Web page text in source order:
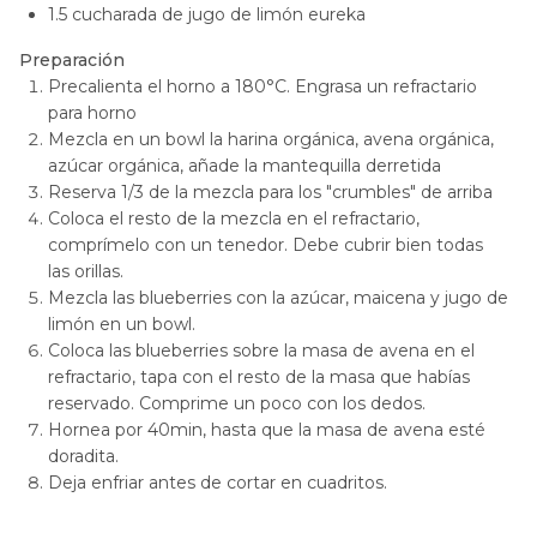
1.5 cucharada de jugo de limón eureka
Preparación
Precalienta el horno a 180°C. Engrasa un refractario
para horno
Mezcla en un bowl la harina orgánica, avena orgánica,
azúcar orgánica, añade la mantequilla derretida
Reserva 1/3 de la mezcla para los "crumbles" de arriba
Coloca el resto de la mezcla en el refractario,
comprímelo con un tenedor. Debe cubrir bien todas
las orillas.
Mezcla las blueberries con la azúcar, maicena y jugo de
limón en un bowl.
Coloca las blueberries sobre la masa de avena en el
refractario, tapa con el resto de la masa que habías
reservado. Comprime un poco con los dedos.
Hornea por 40min, hasta que la masa de avena esté
doradita.
Deja enfriar antes de cortar en cuadritos.